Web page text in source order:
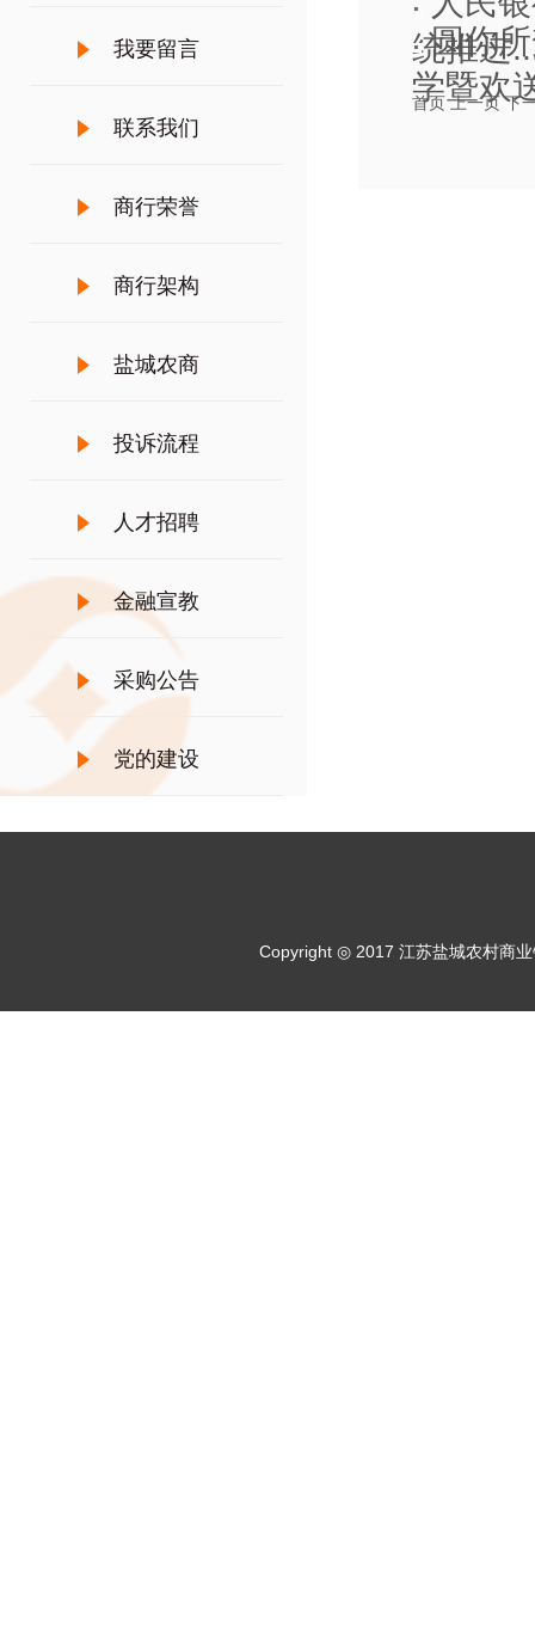
我要留言
联系我们
商行荣誉
商行架构
盐城农商
投诉流程
人才招聘
金融宣教
采购公告
党的建设
统推进
圆你
学暨欢
首页 上一页 下
Copyright ◎ 2017 江苏盐城农村商